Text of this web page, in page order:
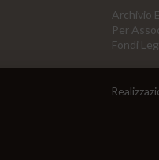
Archivio
Per
Fondi